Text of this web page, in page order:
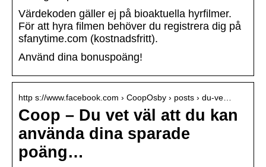
Värdekoden gäller ej på bioaktuella hyrfilmer.
För att hyra filmen behöver du registrera dig på
sfanytime.com (kostnadsfritt).
Använd dina bonuspoäng!
http s://www.facebook.com › CoopOsby › posts › du-ve…
Coop – Du vet väl att du kan
använda dina sparade
poäng…